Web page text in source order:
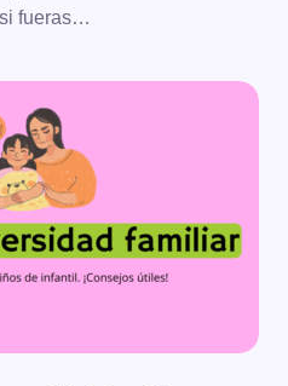
fueras…